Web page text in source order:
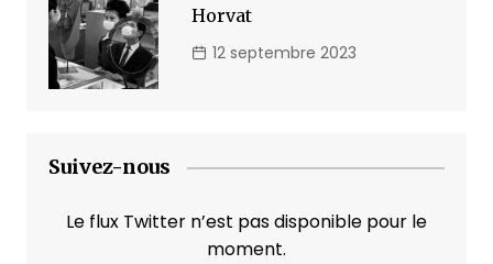
Horvat
12 septembre 2023
Suivez-nous
Le flux Twitter n’est pas disponible pour le
moment.